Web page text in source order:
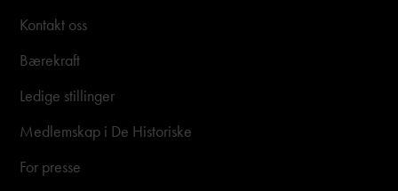
Kontakt oss
Bærekraft
Ledige stillinger
Medlemskap i De Historiske
For presse